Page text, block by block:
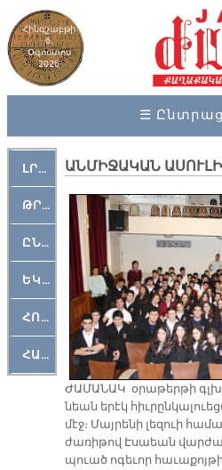
Հինգշաբթի
6,
Օգոստոս
2026
☰
ԼՐԱՀՈՍ
ԹՐՔԱՀԱՅ ԿԵԱՆՔ
ԸՆԿԵՐԱՄՇԱԿՈՒԹԱՅԻՆ
ԵԿԵՂԵՑԱԿԱՆ
ՀՈԳԵՄՏԱՒՈՐ
ՀԱՐԹԱԿ
ԱՆՄԻՋԱԿԱՆ
ԺԱ­ՄԱ­ՆԱԿ օ­րա­թեր­թի
նեան ե­րէկ
մէջ։ Մայ­րե­նի լե­զուի
ժա­ռի­թով Է­սաեան
պուած ո­գե­ւոր